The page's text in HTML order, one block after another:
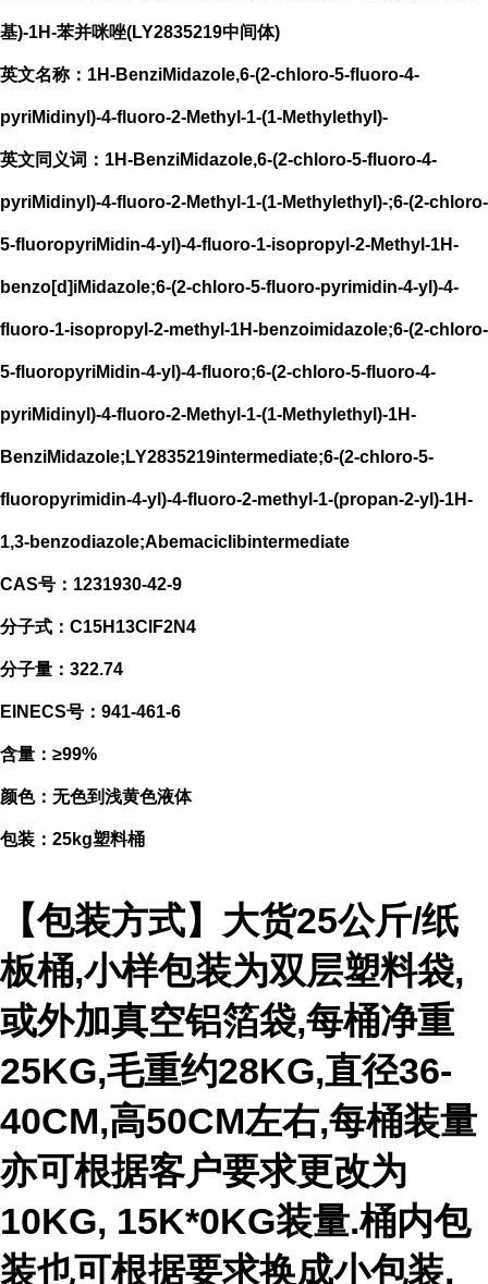
基)-1H-苯并咪唑(LY2835219中间体)
英文名称：1H-BenziMidazole,6-(2-chloro-5-fluoro-4-
pyriMidinyl)-4-fluoro-2-Methyl-1-(1-Methylethyl)-
英文同义词：1H-BenziMidazole,6-(2-chloro-5-fluoro-4-
pyriMidinyl)-4-fluoro-2-Methyl-1-(1-Methylethyl)-;6-(2-chloro-
5-fluoropyriMidin-4-yl)-4-fluoro-1-isopropyl-2-Methyl-1H-
benzo[d]iMidazole;6-(2-chloro-5-fluoro-pyrimidin-4-yl)-4-
fluoro-1-isopropyl-2-methyl-1H-benzoimidazole;6-(2-chloro-
5-fluoropyriMidin-4-yl)-4-fluoro;6-(2-chloro-5-fluoro-4-
pyriMidinyl)-4-fluoro-2-Methyl-1-(1-Methylethyl)-1H-
BenziMidazole;LY2835219intermediate;6-(2-chloro-5-
fluoropyrimidin-4-yl)-4-fluoro-2-methyl-1-(propan-2-yl)-1H-
1,3-benzodiazole;Abemaciclibintermediate
CAS号：1231930-42-9
分子式：C15H13ClF2N4
分子量：322.74
EINECS号：941-461-6
含量：≥99%
颜色：无色到浅黄色液体
包装：25kg塑料桶
【包装方式】大货25公斤/纸
板桶,小样包装为双层塑料袋,
或外加真空铝箔袋,每桶净重
25KG,毛重约28KG,直径36-
40CM,高50CM左右,每桶装量
亦可根据客户要求更改为
10KG, 15K*0KG装量.桶内包
装也可根据要求换成小包装,